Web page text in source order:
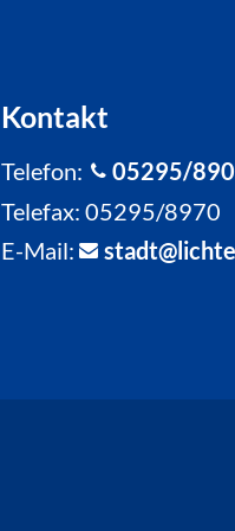
Kontakt
Telefon:
05295/890
Telefax: 05295/8970
E-Mail:
st dt l cht